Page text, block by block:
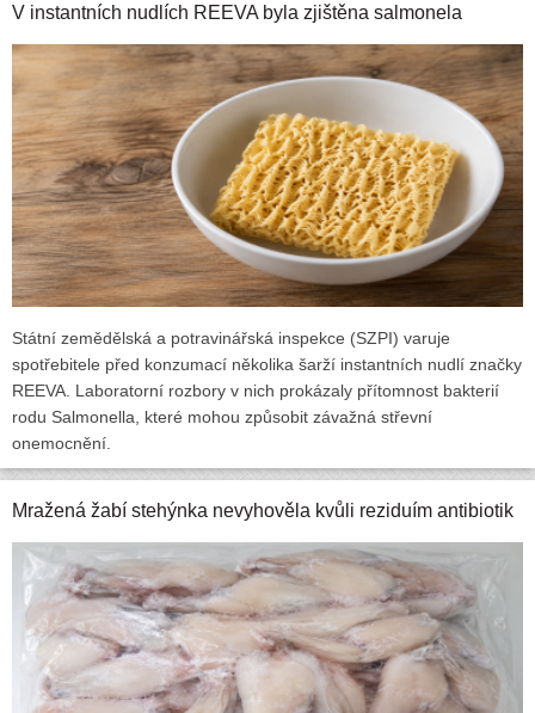
V instantních nudlích REEVA byla zjištěna salmonela
Státní zemědělská a potravinářská inspekce (SZPI) varuje
spotřebitele před konzumací několika šarží instantních nudlí značky
REEVA. Laboratorní rozbory v nich prokázaly přítomnost bakterií
rodu Salmonella, které mohou způsobit závažná střevní
onemocnění.
Mražená žabí stehýnka nevyhověla kvůli reziduím antibiotik